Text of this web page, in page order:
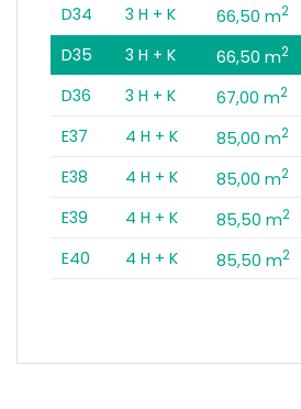
D34
3 H + K 66,50 m2
D35
3 H + K 66,50 m2
D36
3 H + K 67,00 m2
E37
4 H + K 85,00 m2
E38
4 H + K 85,00 m2
E39
4 H + K 85,50 m2
E40
4 H + K 85,50 m2